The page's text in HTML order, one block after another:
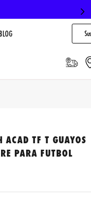
BLOG
TF T GUAYOS
PARA FUTBOL